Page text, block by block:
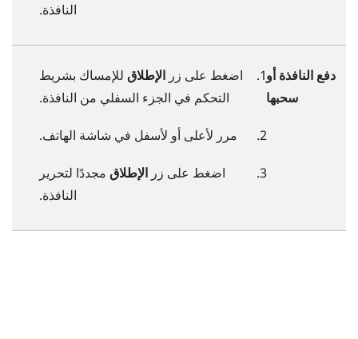
النافذة.
دفع النافذة أو
سحبها
اضغط على زرالإطلاق للإمساك بشريط
التحكم في الجزء السفلي من النافذة.
مرر لأعلى أو لأسفل في شاشة الهاتف.
اضغط على زرالإطلاق مجددًا لتحرير
النافذة.